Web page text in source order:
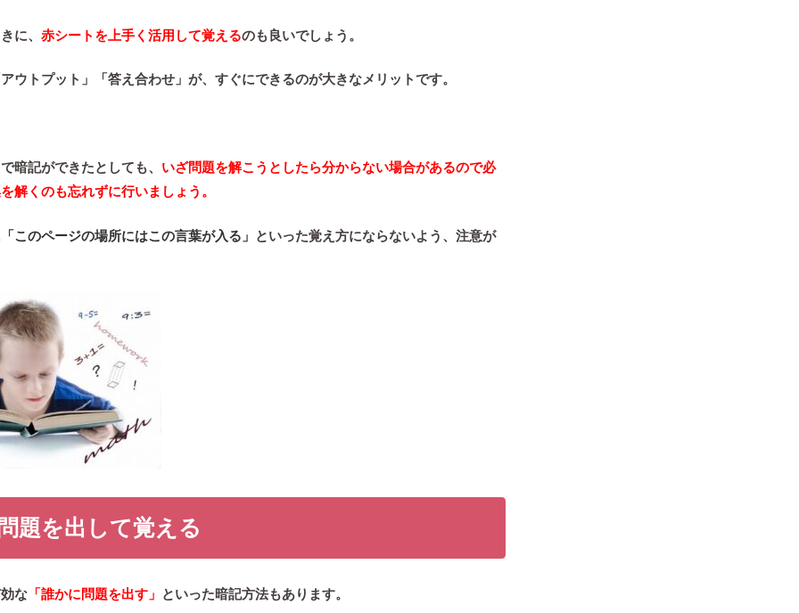
に、 赤シートを上手く活用して覚えるのも良いでしょう。
ウトプット」「答え合わせ」 が、すぐにできるのが大きなメリットです。
暗記ができたとしても、 いざ問題を解こうとしたら分からない場合があるので必
解くのも忘れずに行いましょう。
「このページの場所にはこの言葉が入る」 といった覚え方にならないよう、注意が
題を出して覚える
な 「誰かに問題を出す」 といった暗記方法もあります。